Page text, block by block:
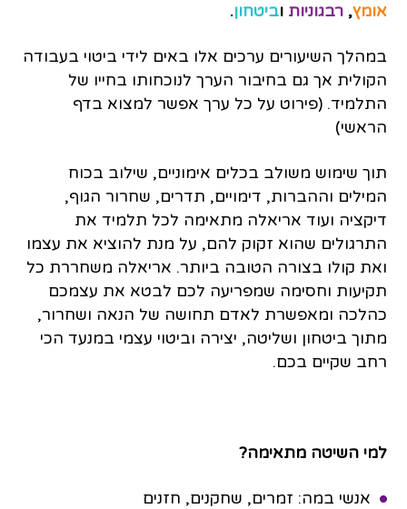
אומץ,רבגוניות וביטחון.
במהלך השיעורים ערכים אלו באים לידי ביטוי בעבודה
הקולית אך גם בחיבור הערך לנוכחותו בחייו של
התלמיד. (פירוט על כל ערך אפשר למצוא בדף
הראשי)
תוך שימוש משולב בכלים אימוניים, שילוב בכוח
המילים וההברות, דימויים, תדרים, שחרור הגוף,
דיקציה ועוד אריאלה מתאימה לכל תלמיד את
התרגולים שהוא זקוק להם, על מנת להוציא את עצמו
ואת קולו בצורה הטובה ביותר. אריאלה משחררת כל
תקיעות וחסימה שמפריעה לכם לבטא את עצמכם
כהלכה ומאפשרת לאדם תחושה של הנאה ושחרור,
מתוך ביטחון ושליטה, יצירה וביטוי עצמי במנעד הכי
רחב שקיים בכם.
למי השיטה מתאימה?
אנשי במה: זמרים, שחקנים, חזנים